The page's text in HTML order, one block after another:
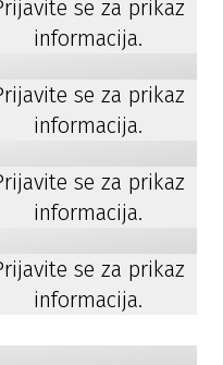
se za prikaz
informacija.
se za prikaz
informacija.
se za prikaz
informacija.
se za prikaz
informacija.